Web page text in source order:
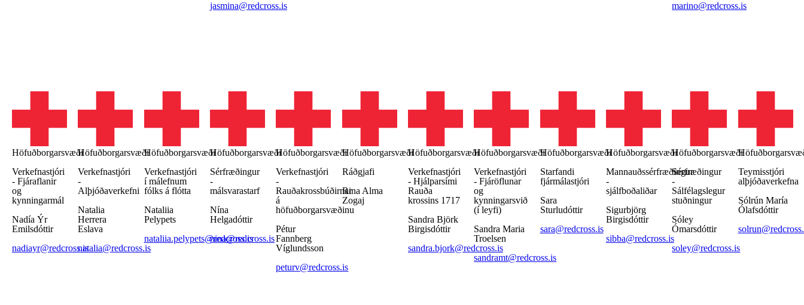
jasmina@redcross.is
marino@redcross.is
Höfuðborgarsvæði
Verkefnastjóri
- Fjáraflanir
og
kynningarmál
Nadía Ýr
Emilsdóttir
nadiayr@redcross.is
Höfuðborgarsvæði
Verkefnastjóri
-
Alþjóðaverkefni
Natalia
Herrera
Eslava
natalia@redcross.is
Höfuðborgarsvæði
Verkefnastjóri
í málefnum
fólks á flótta
Nataliia
Pelypets
nataliia.pelypets@redcross.is
Höfuðborgarsvæði
Sérfræðingur
-
málsvarastarf
Nína
Helgadóttir
nina@redcross.is
Höfuðborgarsvæði
Verkefnastjóri
-
Rauðakrossbúðirnar
á
höfuðborgarsvæðinu
Pétur
Fannberg
Víglundsson
peturv@redcross.is
Höfuðborgarsvæði
Ráðgjafi
Rina Alma
Zogaj
Höfuðborgarsvæði
Verkefnastjóri
- Hjálparsími
Rauða
krossins 1717
Sandra Björk
Birgisdóttir
sandra.bjork@redcross.is
Höfuðborgarsvæði
Verkefnastjóri
‑ Fjáröflunar
og
kynningarsvið
(í leyfi)
Sandra Maria
Troelsen
sandramt@redcross.is
Höfuðborgarsvæði
Starfandi
fjármálastjóri
Sara
Sturludóttir
sara@redcross.is
Höfuðborgarsvæði
Mannauðssérfræðingur
-
sjálfboðaliðar
Sigurbjörg
Birgisdóttir
sibba@redcross.is
Höfuðborgarsvæði
Sérfræðingur
-
Sálfélagslegur
stuðningur
Sóley
Ómarsdóttir
soley@redcross.is
Teymisstjóri
alþjóðaverkefna
Sólrún María
Ólafsdóttir